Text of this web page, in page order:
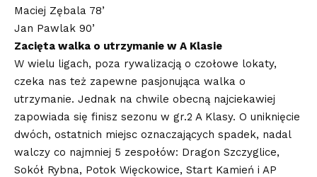
Maciej Zębala 78’
Jan Pawlak 90’
Zacięta walka o utrzymanie w A Klasie
W wielu ligach, poza rywalizacją o czołowe lokaty,
czeka nas też zapewne pasjonująca walka o
utrzymanie. Jednak na chwile obecną najciekawiej
zapowiada się finisz sezonu w gr.2 A Klasy. O uniknięcie
dwóch, ostatnich miejsc oznaczających spadek, nadal
walczy co najmniej 5 zespołów: Dragon Szczyglice,
Sokół Rybna, Potok Więckowice, Start Kamień i AP